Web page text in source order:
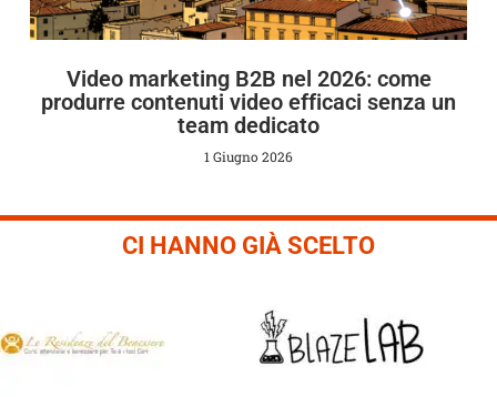
Video marketing B2B nel 2026: come
produrre contenuti video efficaci senza un
team dedicato
1 Giugno 2026
CI HANNO GIÀ SCELTO